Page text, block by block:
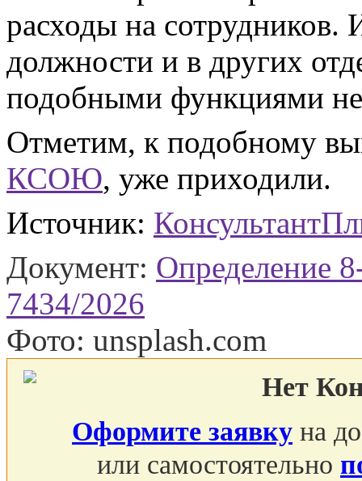
расходы на
должности и в других
подобными функциями
Отметим, к подобному
КСОЮ, уже приходили.
Источник:
Документ: Определение
7434/2026
Фото: unsplash.com
Нет
Оформите заявку на
или самостоятельно